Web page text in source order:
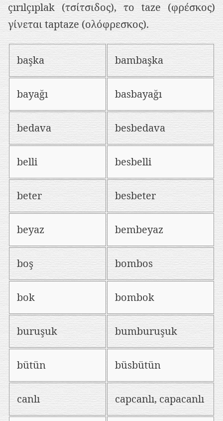
çırılçıplak (τσίτσιδος), το taze (φρέσκος)
γίνεται taptaze (ολόφρεσκος).
başka bambaşka
bayağı basbayağı
bedava besbedava
belli besbelli
beter besbeter
beyaz bembeyaz
boş bombos
bok bombok
buruşuk bumburuşuk
bütün büsbütün
canlı capcanlı, capacanlı